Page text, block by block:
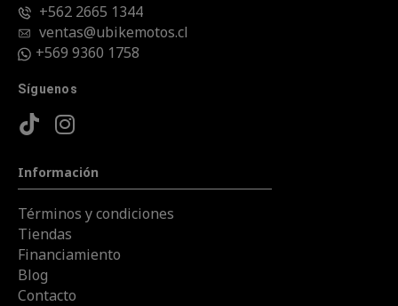
+562 2665 1344
ventas@ubikemotos.cl
+569 9360 1758
Síguenos
Información
Términos y condiciones
Tiendas
Financiamiento
Blog
Contacto